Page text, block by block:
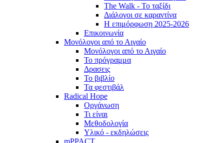
The Walk - Το ταξίδι
Διάλογοι σε καραντίνα
Η επιμόρφωση 2025-2026
Επικοινωνία
Μονόλογοι από το Αιγαίο
Μονόλογοι από το Αιγαίο
Το πρόγραμμα
Δρασεις
Το βιβλίο
Τα φεστιβάλ
Radical Hope
Οργάνωση
Τι είναι
Μεθοδολογία
Υλικό - εκδηλώσεις
mPPACT